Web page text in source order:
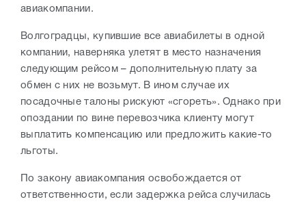
авиакомпании.
Волгоградцы, купившие все авиабилеты в одной
компании, наверняка улетят в место назначения
следующим рейсом – дополнительную плату за
обмен с них не возьмут. В ином случае их
посадочные талоны рискуют «сгореть». Однако при
опоздании по вине перевозчика клиенту могут
выплатить компенсацию или предложить какие-то
льготы.
По закону авиакомпания освобождается от
ответственности, если задержка рейса случилась